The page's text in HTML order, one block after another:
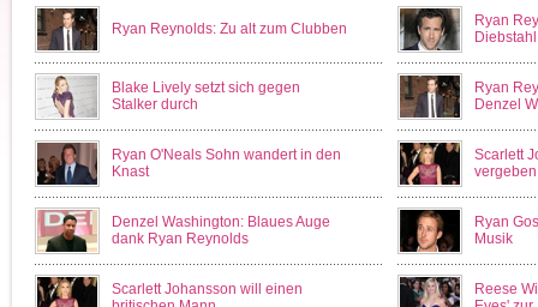
Ryan Reynolds: Zu alt zum Clubben
Ryan
Blake Lively setzt sich gegen
Stalker durch
Ryan
Denzel
Ryan O'Neals Sohn wandert in den
Knast
Scarlett
vergeben
Denzel Washington: Blaues Auge
dank Ryan Reynolds
Ryan
Musik
Scarlett Johansson will einen
Reese